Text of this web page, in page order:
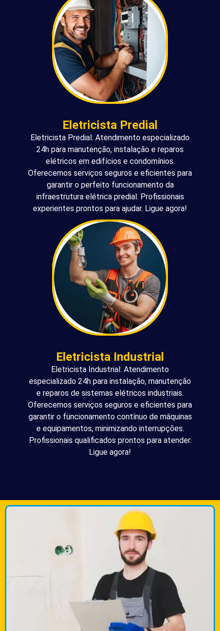
Eletricista Predial
Eletricista Predial: Atendimento especializado
24h para manutenção, instalação e reparos
elétricos em edifícios e condomínios.
Oferecemos serviços seguros e eficientes para
garantir o perfeito funcionamento da
infraestrutura elétrica predial. Profissionais
experientes prontos para ajudar. Ligue agora!
Eletricista Industrial
Eletricista Industrial: Atendimento
especializado 24h para instalação, manutenção
e reparos de sistemas elétricos industriais.
Oferecemos serviços seguros e eficientes para
garantir o funcionamento contínuo de máquinas
e equipamentos, minimizando interrupções.
Profissionais qualificados prontos para atender.
Ligue agora!